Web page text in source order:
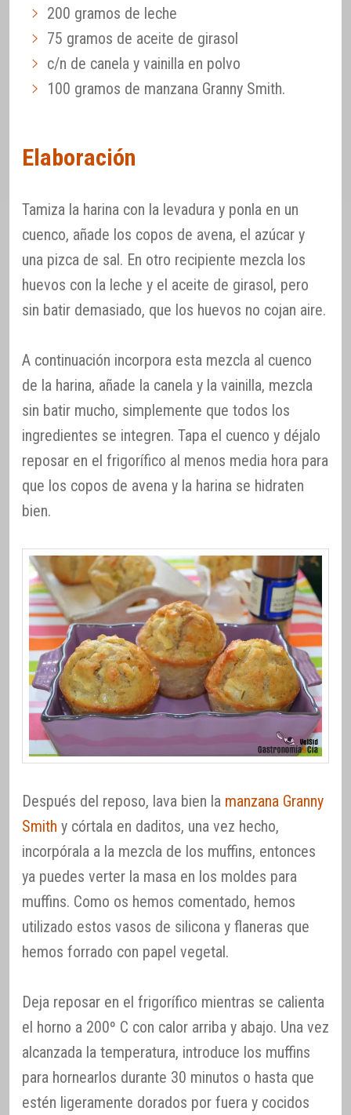
200 gramos de leche
75 gramos de aceite de girasol
c/n de canela y vainilla en polvo
100 gramos de manzana Granny Smith.
Elaboración
Tamiza la harina con la levadura y ponla en un
cuenco, añade los copos de avena, el azúcar y
una pizca de sal. En otro recipiente mezcla los
huevos con la leche y el aceite de girasol, pero
sin batir demasiado, que los huevos no cojan aire.
A continuación incorpora esta mezcla al cuenco
de la harina, añade la canela y la vainilla, mezcla
sin batir mucho, simplemente que todos los
ingredientes se integren. Tapa el cuenco y déjalo
reposar en el frigorífico al menos media hora para
que los copos de avena y la harina se hidraten
bien.
Después del reposo, lava bien la manzana Granny
Smith y córtala en daditos, una vez hecho,
incorpórala a la mezcla de los muffins, entonces
ya puedes verter la masa en los moldes para
muffins. Como os hemos comentado, hemos
utilizado estos vasos de silicona y flaneras que
hemos forrado con papel vegetal.
Deja reposar en el frigorífico mientras se calienta
el horno a 200º C con calor arriba y abajo. Una vez
alcanzada la temperatura, introduce los muffins
para hornearlos durante 30 minutos o hasta que
estén ligeramente dorados por fuera y cocidos